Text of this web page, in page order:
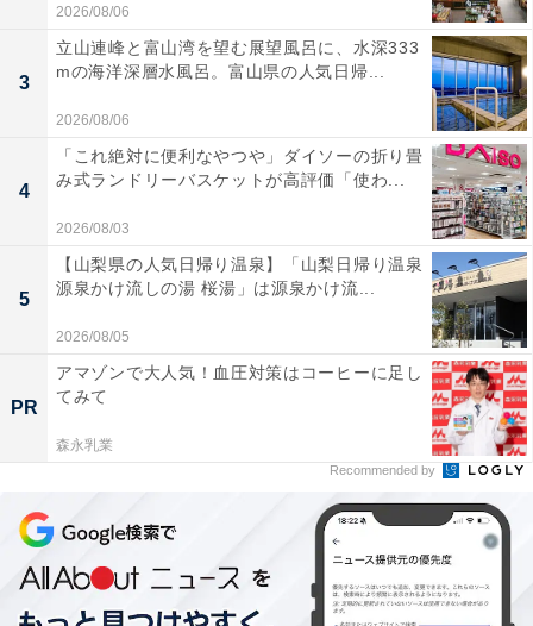
2026/08/06
3
立山連峰と富山湾を望む展望風呂に、水深333
mの海洋深層水風呂。富山県の人気日帰...
2026/08/06
4
「これ絶対に便利なやつや」ダイソーの折り畳
み式ランドリーバスケットが高評価「使わ...
2026/08/03
5
【山梨県の人気日帰り温泉】「山梨日帰り温泉
源泉かけ流しの湯 桜湯」は源泉かけ流...
2026/08/05
PR
アマゾンで大人気！血圧対策はコーヒーに足し
てみて
森永乳業
Recommended by